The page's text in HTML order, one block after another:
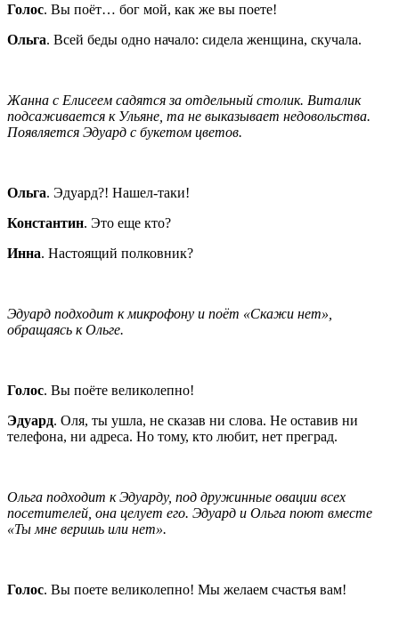
Голос. Вы поёт… бог мой, как же вы поете!
Ольга. Всей беды одно начало: сидела женщина, скучала.
Жанна с Елисеем садятся за отдельный столик. Виталик
подсаживается к Ульяне, та не выказывает недовольства.
Появляется Эдуард с букетом цветов.
Ольга. Эдуард?! Нашел-таки!
Константин. Это еще кто?
Инна. Настоящий полковник?
Эдуард подходит к микрофону и поёт «Скажи нет»,
обращаясь к Ольге.
Голос. Вы поёте великолепно!
Эдуард. Оля, ты ушла, не сказав ни слова. Не оставив ни
телефона, ни адреса. Но тому, кто любит, нет преград.
Ольга подходит к Эдуарду, под дружинные овации всех
посетителей, она целует его. Эдуард и Ольга поют вместе
«Ты мне веришь или нет».
Голос. Вы поете великолепно! Мы желаем счастья вам!